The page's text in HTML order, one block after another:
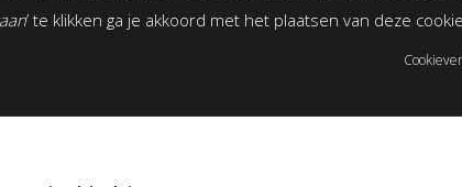
’ te klikken ga je akkoord met het plaatsen van deze